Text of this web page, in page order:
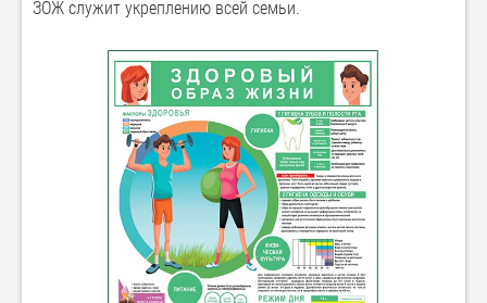
ЗОЖ служит укреплению всей семьи.